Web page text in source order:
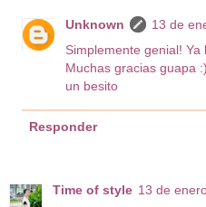
Unknown
13 de
Simplemente genial! Ya
Muchas gracias guapa :)
un besito
Responder
Time of style 13 de